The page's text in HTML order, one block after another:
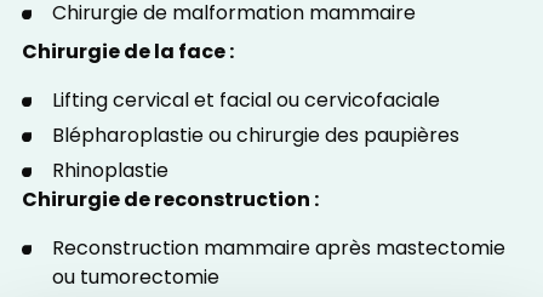
Chirurgie de malformation mammaire
Chirurgie de la face :
Lifting cervical et facial ou cervicofaciale
Blépharoplastie ou chirurgie des paupières
Rhinoplastie
Chirurgie de reconstruction :
Reconstruction mammaire après mastectomie
ou tumorectomie